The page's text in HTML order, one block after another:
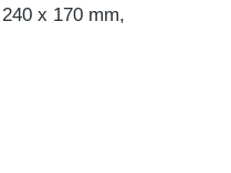
x 170 mm,